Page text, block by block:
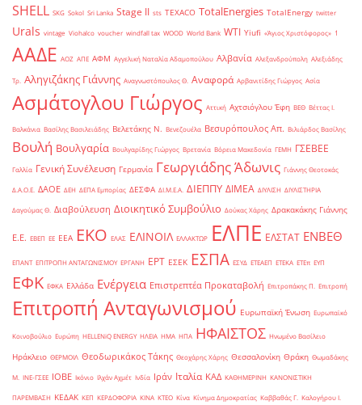
SHELL SKG Sokol Sri Lanka Stage II sts TEXACO TotalEnergies TotalEnergy twitter
Urals vintage Viohalco voucher windfall tax WOOD World Bank WTI Yiufi «Άγιος Χριστόφορος» ΄1
ΑΑΔΕ ΑΟΖ ΑΠΕ ΑΦΜ Αγγελική Ναταλία Αδαμοπούλου Αλβανία Αλεξανδρούπολη Αλεξιάδης
Τρ. Αληγιζάκης Γιάννης Αναγνωστόπουλος Θ. Αναφορά Αρβανιτίδης Γιώργος Ασία
Ασμάτογλου Γιώργος Αττική Αχτσιόγλου Έφη ΒΕΘ Βέττας Ι.
Βαλκάνια Βασίλης Βασιλειάδης Βελετάκης Ν. Βενεζουέλα Βεσυρόπουλος Απ. Βιλιάρδος Βασίλης
Βουλή Βουλγαρία Βουλγαρίδης Γιώργος Βρετανία Βόρεια Μακεδονία ΓΕΜΗ ΓΣΕΒΕΕ
Γαλλία Γενική Συνέλευση Γερμανία Γεωργιάδης Άδωνις Γιάννης Θεοτοκάς
Δ.Α.Ο.Ε. ΔΑΟΕ ΔΕΗ ΔΕΠΑ Εμπορίας ΔΕΣΦΑ ΔΙ.Μ.Ε.Α. ΔΙΕΠΠΥ ΔΙΜΕΑ ΔΙΥΛΙΣΗ ΔΙΥΛΙΣΤΗΡΙΑ
Δαγούμας Θ. Διαβούλευση Διοικητικό Συμβούλιο Δούκας Χάρης Δρακακάκης Γιάννης
Ε.Ε. ΕΒΕΠ ΕΕ ΕΕΑ ΕΚΟ ΕΛΑΣ ΕΛΙΝΟΙΛ ΕΛΛΑΚΤΩΡ ΕΛΠΕ ΕΛΣΤΑΤ ΕΝΒΕΘ
ΕΠΑΝΤ ΕΠΙΤΡΟΠΗ ΑΝΤΑΓΩΝΙΣΜΟΥ ΕΡΓΑΝΗ ΕΡΤ ΕΣΕΚ ΕΣΠΑ ΕΣΥΔ ΕΤΕΑΕΠ ΕΤΕΚΑ ΕΤΕπ ΕΥΠ
ΕΦΚ ΕΦΚΑ Ελλάδα Ενέργεια Επιστρεπτέα Προκαταβολή Επιτροπάκης Π. Επιτροπή
Επιτροπή Ανταγωνισμού Ευρωπαϊκή Ένωση Ευρωπαϊκό
Κοινοβούλιο Ευρώπη ΗELLENiQ ENERGY ΗΛΕΙΑ ΗΜΑ ΗΠΑ ΗΦΑΙΣΤΟΣ Ηνωμένο Βασίλειο
Ηράκλειο ΘΕΡΜΟΙΛ Θεοδωρικάκος Τάκης Θεοχάρης Χάρης Θεσσαλονίκη Θράκη Θωμαδάκης
Μ. ΙΝΕ-ΓΣΕΕ ΙΟΒΕ Ικόνιο Ιλχάν Αχμέτ Ινδία Ιράν Ιταλία ΚΑΔ ΚΑΘΗΜΕΡΙΝΗ ΚΑΝΟΝΙΣΤΙΚΗ
ΠΑΡΕΜΒΑΣΗ ΚΕΔΑΚ ΚΕΠ ΚΕΡΔΟΦΟΡΙΑ ΚΙΝΑ ΚΤΕΟ Κίνα Κίνημα Δημοκρατίας Καββαθάς Γ. Καλογήρου Ι.